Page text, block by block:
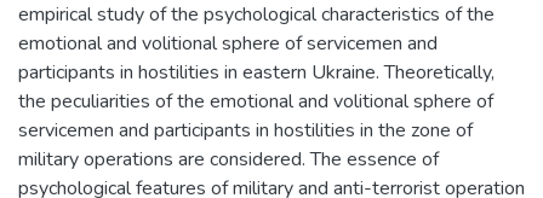
empirical study of the psychological characteristics of the
emotional and volitional sphere of servicemen and
participants in hostilities in eastern Ukraine. Theoretically,
the peculiarities of the emotional and volitional sphere of
servicemen and participants in hostilities in the zone of
military operations are considered. The essence of
psychological features of military and anti-terrorist operation